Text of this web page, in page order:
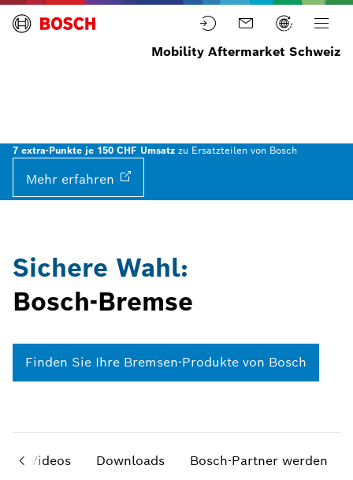
Mobility Aftermarket Schweiz
7 extra-Punkte je 150 CHF Umsatz zu Ersatzteilen von Bosch
Mehr erfahren
Sichere Wahl:
Bosch-Bremse
Finden Sie Ihre Bremsen-Produkte von Bosch
Videos Downloads Bosch-Partner werden